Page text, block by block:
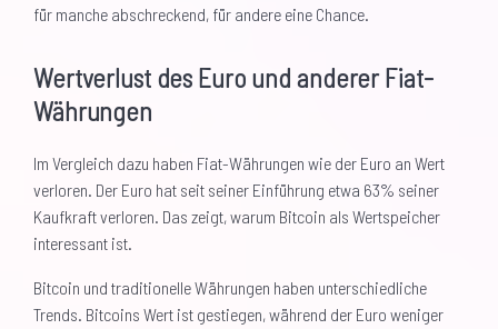
für manche abschreckend, für andere eine Chance.
Wertverlust des Euro und anderer Fiat-
Währungen
Im Vergleich dazu haben Fiat-Währungen wie der Euro an Wert
verloren. Der Euro hat seit seiner Einführung etwa 63% seiner
Kaufkraft verloren. Das zeigt, warum Bitcoin als Wertspeicher
interessant ist.
Bitcoin und traditionelle Währungen haben unterschiedliche
Trends. Bitcoins Wert ist gestiegen, während der Euro weniger